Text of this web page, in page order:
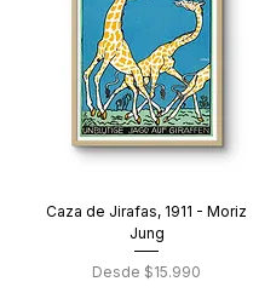
Caza de Jirafas, 1911 - Moriz
Jung
Desde $15.990
Precio de oferta